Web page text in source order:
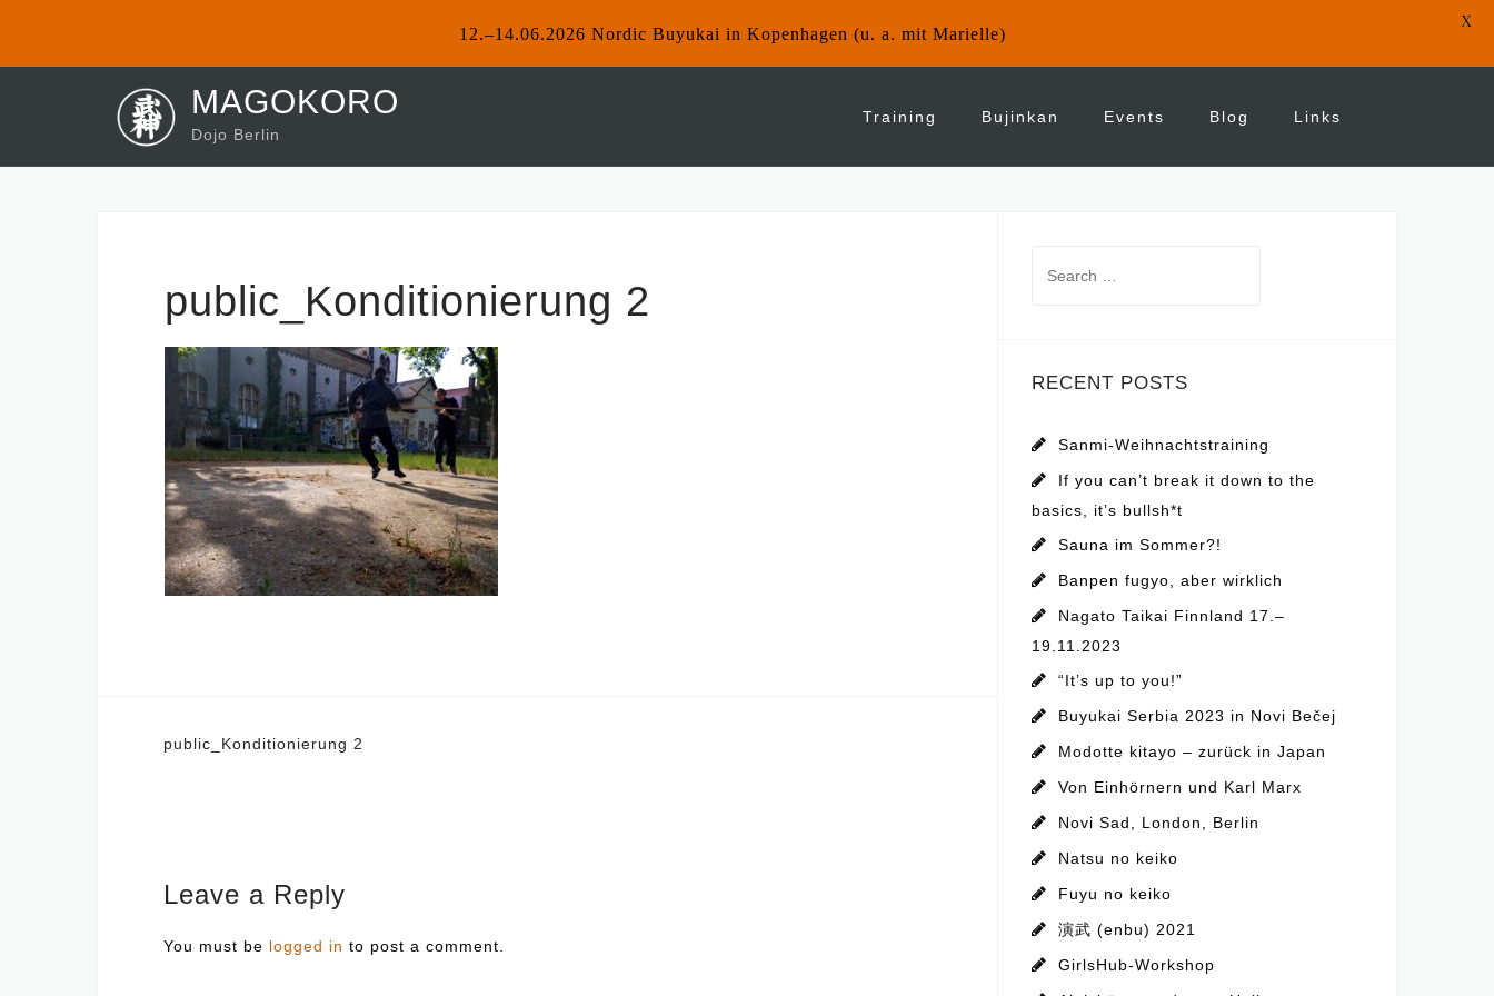
MAGOKORO
Dojo Berlin
Training Bujinkan Events Blog Links
public_Konditionierung 2
Post
public_Konditionierung 2
Leave a Reply
You must be logged in to post a comment.
RECENT POSTS
Sanmi-Weihnachtstraining
If you can’t break it down to the
basics, it’s bullsh*t
Sauna im Sommer?!
Banpen fugyo, aber wirklich
Nagato Taikai Finnland 17.–
19.11.2023
“It’s up to you!”
Buyukai Serbia 2023 in Novi Bečej
Modotte kitayo – zurück in Japan
Von Einhörnern und Karl Marx
Novi Sad, London, Berlin
Natsu no keiko
Fuyu no keiko
演武 (enbu) 2021
GirlsHub-Workshop
12.–14.06.2026 Nordic Buyukai in Kopenhagen (u. a. mit Marielle)
X